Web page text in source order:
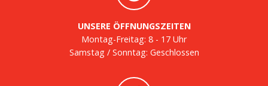
UNSERE ÖFFNUNGSZEITEN
Montag-Freitag: 8 - 17 Uhr
Samstag / Sonntag: Geschlossen